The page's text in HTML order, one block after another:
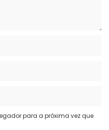
para a próxima vez que